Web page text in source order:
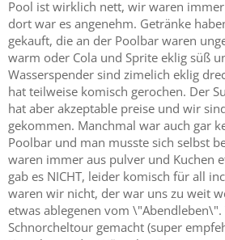
Pool ist wirklich nett, wir waren
dort war es angenehm. Getränke
gekauft, die an der Poolbar waren
warm oder Cola und Sprite eklig süß
Wasserspender sind zimelich eklig
hat teilweise komisch gerochen. Der
hat aber akzeptable preise und wir
gekommen. Manchmal war auch gar
Poolbar und man musste sich selbst
waren immer aus pulver und Kuchen
gab es NICHT, leider komisch für all
waren wir nicht, der war uns zu weit
etwas ablegenen vom
Schnorcheltour gemacht (super